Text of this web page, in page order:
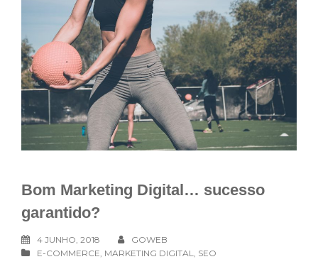
Bom Marketing Digital… sucesso
garantido?
4 JUNHO, 2018
GOWEB
E-COMMERCE MARKETING DIGITAL SEO